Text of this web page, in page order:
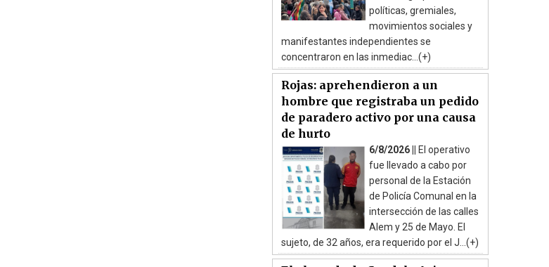
políticas, gremiales,
movimientos sociales y
manifestantes independientes se
concentraron en las inmediac...(+)
Rojas: aprehendieron a un
hombre que registraba un pedido
de paradero activo por una causa
de hurto
6/8/2026 ||
El operativo
fue llevado a cabo por
personal de la Estación
de Policía Comunal en la
intersección de las calles
Alem y 25 de Mayo. El
sujeto, de 32 años, era requerido por el J...(+)